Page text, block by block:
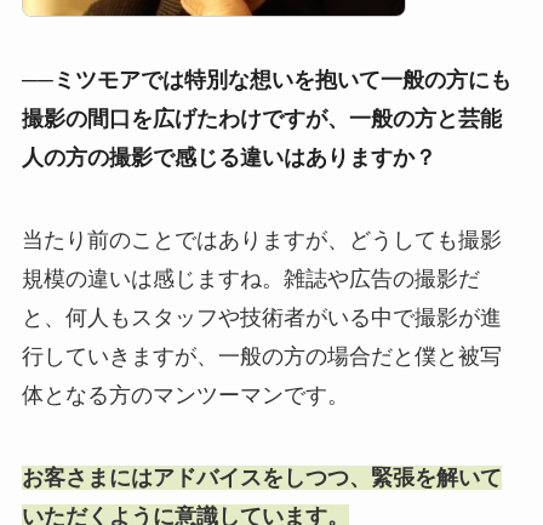
──ミツモアでは特別な想いを抱いて一般の方にも
撮影の間口を広げたわけですが、一般の方と芸能
人の方の撮影で感じる違いはありますか？
当たり前のことではありますが、どうしても撮影
規模の違いは感じますね。雑誌や広告の撮影だ
と、何人もスタッフや技術者がいる中で撮影が進
行していきますが、一般の方の場合だと僕と被写
体となる方のマンツーマンです。
お客さまにはアドバイスをしつつ、緊張を解いて
いただくように意識しています。